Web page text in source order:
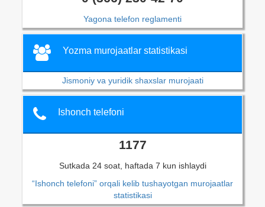
Yagona telefon reglamenti
Yozma murojaatlar statistikasi
Jismoniy va yuridik shaxslar murojaati
Ishonch telefoni
1177
Sutkada 24 soat, haftada 7 kun ishlaydi
“Ishonch telefoni” orqali kelib tushayotgan murojaatlar
statistikasi